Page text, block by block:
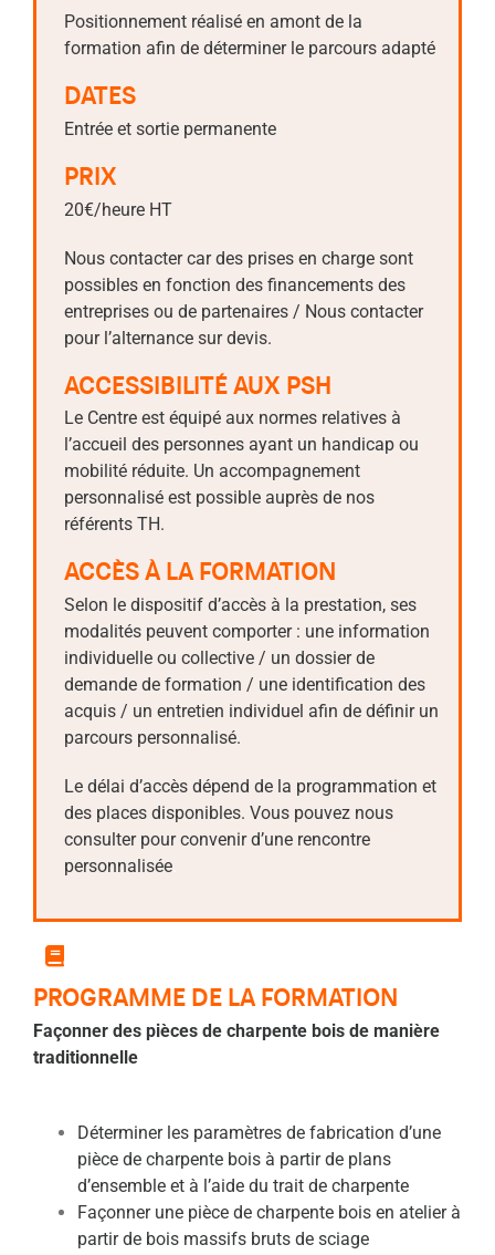
Positionnement réalisé en amont de la
formation afin de déterminer le parcours adapté
DATES
Entrée et sortie permanente
PRIX
20€/heure HT
Nous contacter car des prises en charge sont
possibles en fonction des financements des
entreprises ou de partenaires / Nous contacter
pour l’alternance sur devis.
ACCESSIBILITÉ AUX PSH
Le Centre est équipé aux normes relatives à
l’accueil des personnes ayant un handicap ou
mobilité réduite. Un accompagnement
personnalisé est possible auprès de nos
référents TH.
ACCÈS À LA FORMATION
Selon le dispositif d’accès à la prestation, ses
modalités peuvent comporter : une information
individuelle ou collective / un dossier de
demande de formation / une identification des
acquis / un entretien individuel afin de définir un
parcours personnalisé.
Le délai d’accès dépend de la programmation et
des places disponibles. Vous pouvez nous
consulter pour convenir d’une rencontre
personnalisée.
PROGRAMME DE LA FORMATION
Façonner des pièces de charpente bois de manière
traditionnelle
Déterminer les paramètres de fabrication d’une
pièce de charpente bois à partir de plans
d’ensemble et à l’aide du trait de charpente
Façonner une pièce de charpente bois en atelier à
partir de bois massifs bruts de sciage